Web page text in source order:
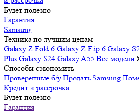
Будет полезно
Гарантия
Samsung
Техника по лучшим ценам
Galaxy Z Fold 6 Galaxy Z Flip 6 Galaxy
Plus Galaxy S24 Galaxy A55 Все модели
Способы сэкономить
Проверенные б/у Продать Samsung
Кредит и рассрочка
Будет полезно
Гарантия